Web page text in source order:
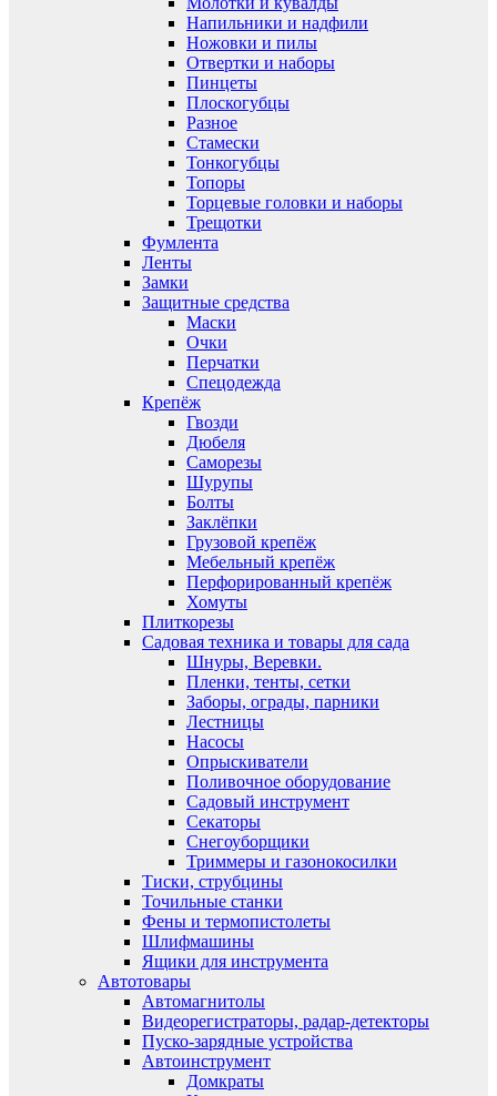
Напильники и надфили
Ножовки и пилы
Отвертки и наборы
Пинцеты
Плоскогубцы
Разное
Стамески
Тонкогубцы
Топоры
Торцевые головки и наборы
Трещотки
Фумлента
Ленты
Замки
Защитные средства
Маски
Очки
Перчатки
Спецодежда
Крепёж
Гвозди
Дюбеля
Саморезы
Шурупы
Болты
Заклёпки
Грузовой крепёж
Мебельный крепёж
Перфорированный крепёж
Хомуты
Плиткорезы
Садовая техника и товары для сада
Шнуры, Веревки.
Пленки, тенты, сетки
Заборы, ограды, парники
Лестницы
Насосы
Опрыскиватели
Поливочное оборудование
Садовый инструмент
Секаторы
Снегоуборщики
Триммеры и газонокосилки
Тиски, струбцины
Точильные станки
Фены и термопистолеты
Шлифмашины
Ящики для инструмента
Автотовары
Автомагнитолы
Видеорегистраторы, радар-детекторы
Пуско-зарядные устройства
Автоинструмент
Домкраты